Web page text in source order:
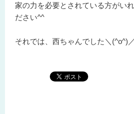
家の力を必要とされている方がい
ださい^^
それでは、西ちゃんでした＼(^o^)／